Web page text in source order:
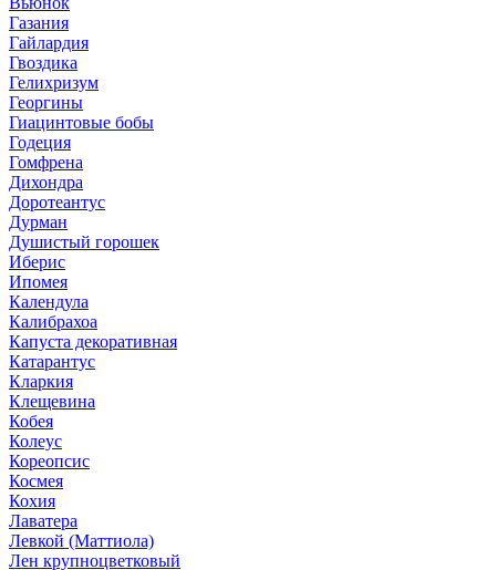
Газания
Гайлардия
Гвоздика
Гелихризум
Георгины
Гиацинтовые бобы
Годеция
Гомфрена
Дихондра
Доротеантус
Дурман
Душистый горошек
Иберис
Ипомея
Календула
Калибрахоа
Капуста декоративная
Катарантус
Кларкия
Клещевина
Кобея
Колеус
Кореопсис
Космея
Кохия
Лаватера
Левкой (Маттиола)
Лен крупноцветковый